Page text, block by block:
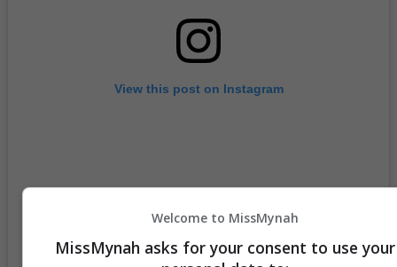
View this post on Instagram
Welcome to MissMynah
MissMynah asks for your consent to use your